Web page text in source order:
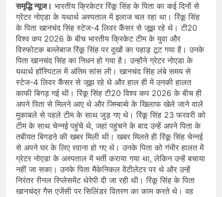
समृद्धि न्यूज। भारतीय क्रिकेटर रिंकू सिंह के पिता का कई दिनों से
ग्रेटर नोएडा के यथार्थ अस्पताल में इलाज चल रहा था। रिंकू सिंह
के पिता खानचंद सिंह स्टेज-4 लिवर कैंसर से जूझ रहे थे। टी20
विश्व कप 2026 के बीच भारतीय क्रिकेट टीम के युवा और
विस्फोटक बल्लेबाज रिंकू सिंह पर दुखों का पहाड़ टूट गया है। उनके
पिता खानचंद सिंह का निधन हो गया है। उन्होंने ग्रेटर नोएडा के
यथार्थ हॉस्पिटल में अंतिम सांस ली। खानचंद सिंह लंबे समय से
स्टेज-4 लिवर कैंसर से जूझ रहे थे और हाल ही में उनकी हालत
काफी बिगड़ गई थी। रिंकू सिंह टी20 विश्व कप 2026 के बीच ही
अपने पिता से मिलने आए थे और जिम्बाब्वे के खिलाफ खेले जाने वाले
मुकाबले से पहले टीम के साथ जुड़ गए थे। रिंकू सिंह 23 फरवरी को
टीम के साथ चेन्नई पहुंचे थे, जहां पहुंचने के बाद उन्हें अपने पिता के
तबीयत बिगडऩे की खबर मिली थी। खबर मिलते ही रिंकू सिंह चेन्नई
से अपने घर के लिए रवाना हो गए थे। उनके पिता को गंभीर हालत में
ग्रेटर नोएडा के अस्पताल में भर्ती कराया गया था, लेकिन उन्हें बचाया
नहीं जा सका। उनके पिता मैकेनिकल वेंटीलेटर पर थे और उन्हें
निरंतर रीनल रिप्लेसमेंट थेरेपी दी जा रही थी। रिंकू सिंह के पिता
खानचंद्र गैस एजेंसी पर सिलिंडर वितरण का काम करते थे। वह